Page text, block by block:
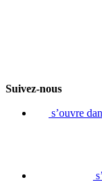
Suivez-nous
s’ouvre